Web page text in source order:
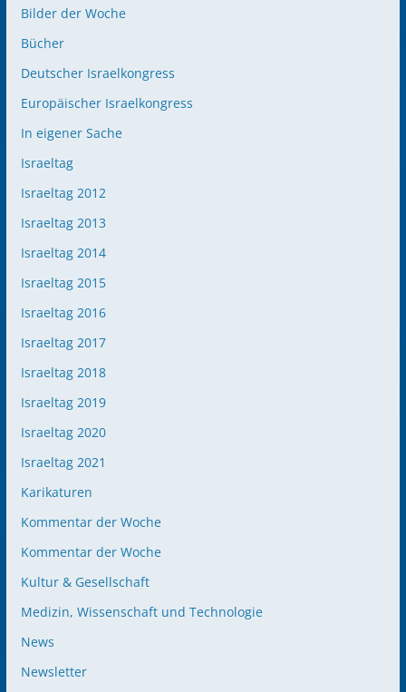
Bilder der Woche
Bücher
Deutscher Israelkongress
Europäischer Israelkongress
In eigener Sache
Israeltag
Israeltag 2012
Israeltag 2013
Israeltag 2014
Israeltag 2015
Israeltag 2016
Israeltag 2017
Israeltag 2018
Israeltag 2019
Israeltag 2020
Israeltag 2021
Karikaturen
Kommentar der Woche
Kommentar der Woche
Kultur & Gesellschaft
Medizin, Wissenschaft und Technologie
News
Newsletter